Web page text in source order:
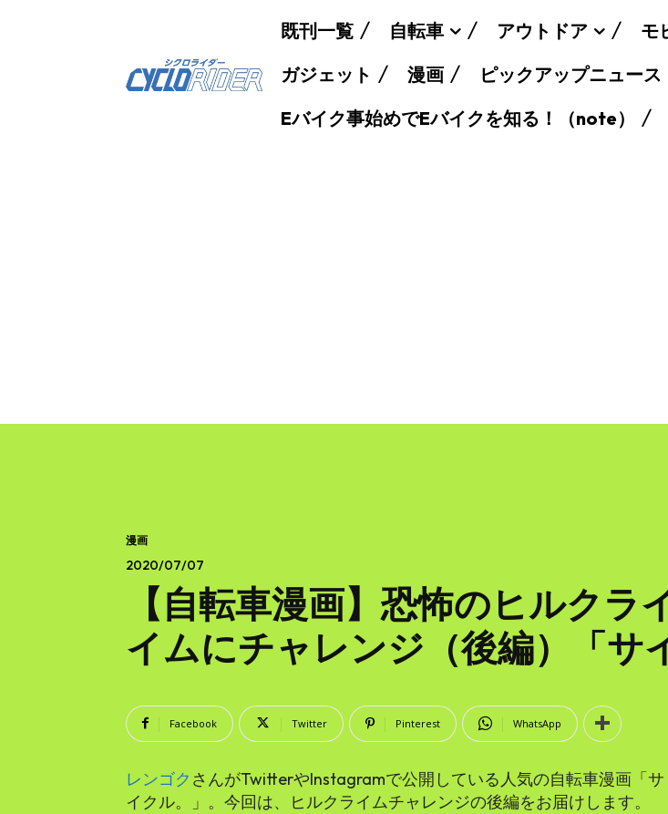
既刊一覧 自転車 アウトドア モ
ガジェット
漫画
ピックアップニュース
Eバイク事始めでEバイクを知る！（note）
漫画
2020/07/07
【自転車漫画】恐怖のヒルク
イムにチャレンジ（後編）「サ
Facebook Twitter Pinterest WhatsApp
レンゴク さんがTwitterやInstagramで公開している人気の自転車漫画「サ
イクル。」。今回は、ヒルクライムチャレンジの後編をお届けします。